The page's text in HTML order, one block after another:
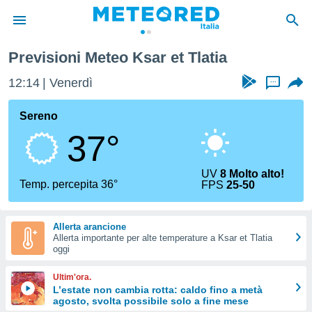
di
per
le
di
Web
le
Previsioni Meteo Ksar et Tlatia
12:14 Venerdì ...
Sereno
37°
Temp. percepita 36°
UV8 Molto alto!
FPS25-50
Allerta arancione
Allerta importante per alte temperature a Ksar et Tlatia
oggi
Ultim'ora.
L’estate non cambia rotta: caldo fino a metà
agosto, svolta possibile solo a fine mese